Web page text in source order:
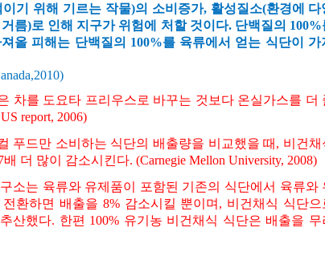
기 위해 기르는 작물)의 소비증가, 활성질소(환경에
다
거름)로 인해 지구가 위험에 처할 것이다. 단백질의 100%
올 피해는 단백질의 100%를 육류에서 얻는 식단이
가
차를 도요타 프리우스로 바꾸는 것보다 온실가스를 더
report, 2006)
푸드만 소비하는 식단의 배출량을 비교했을 때 , 비건채
배 더 많이 감소시킨다. (Carnegie Mellon University, 2008)
소는 육류와 유제품이 포함된 기존의 식단에서 육류와
전환하면 배출을 8% 감소시킬 뿐이며 , 비건채식 식단으
추산했다. 한편 100% 유기농 비건채식 식단은 배출을 무